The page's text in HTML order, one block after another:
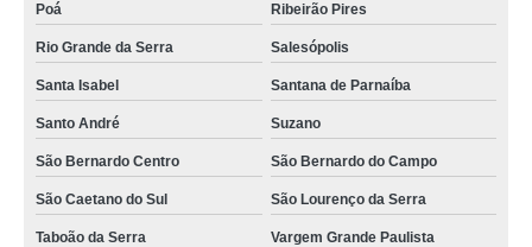
Poá Ribeirão Pires
Rio Grande da Serra Salesópolis
Santa Isabel Santana de Parnaíba
Santo André Suzano
São Bernardo Centro São Bernardo do Campo
São Caetano do Sul São Lourenço da Serra
Taboão da Serra
Vargem Grande Paulista